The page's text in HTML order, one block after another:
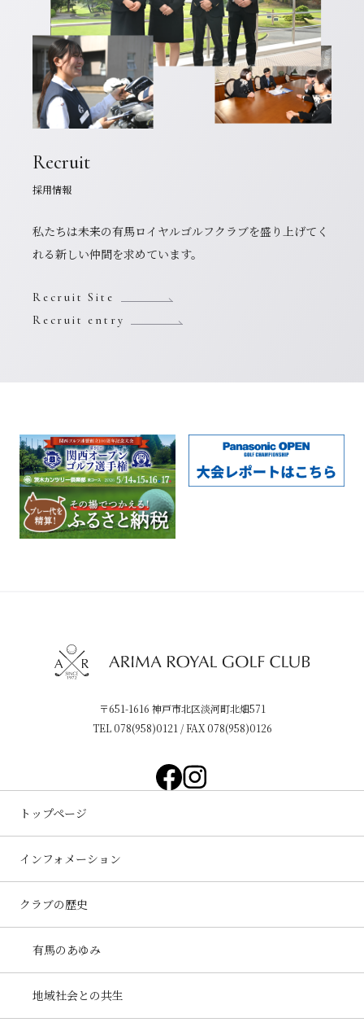
Recruit
採用情報
私たちは未来の有馬ロイヤルゴルフクラブを盛り上げてく
れる新しい仲間を求めています。
Recruit Site
Recruit entry
〒651-1616 神戸市北区淡河町北畑571
TEL 078(958)0121 / FAX 078(958)0126
トップページ
インフォメーション
クラブの歴史
有馬のあゆみ
地域社会との共生